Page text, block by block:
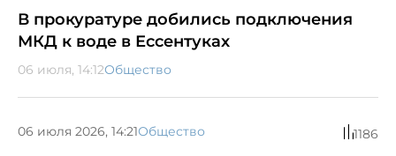
В прокуратуре добились подключения
МКД к воде в Ессентуках
06 июля, 14:12Общество
06 июля 2026, 14:21Общество 1186